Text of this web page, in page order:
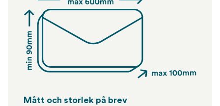
Mått och storlek på brev